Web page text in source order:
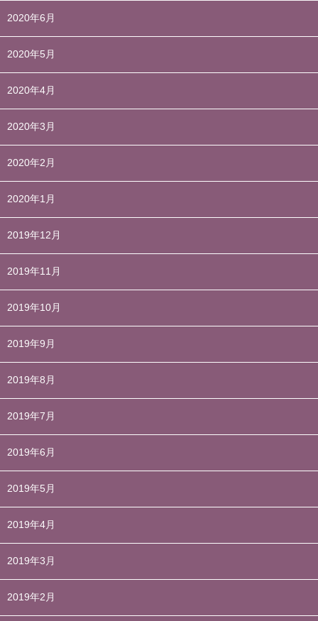
2020年6月
2020年5月
2020年4月
2020年3月
2020年2月
2020年1月
2019年12月
2019年11月
2019年10月
2019年9月
2019年8月
2019年7月
2019年6月
2019年5月
2019年4月
2019年3月
2019年2月